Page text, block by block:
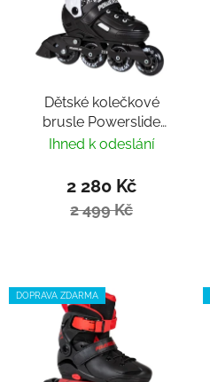
Dětské kolečkové
brusle Powerslide
Khaan Magic Black
Ihned k odeslání
2 280 Kč
2 499 Kč
DOPRAVA ZDARMA